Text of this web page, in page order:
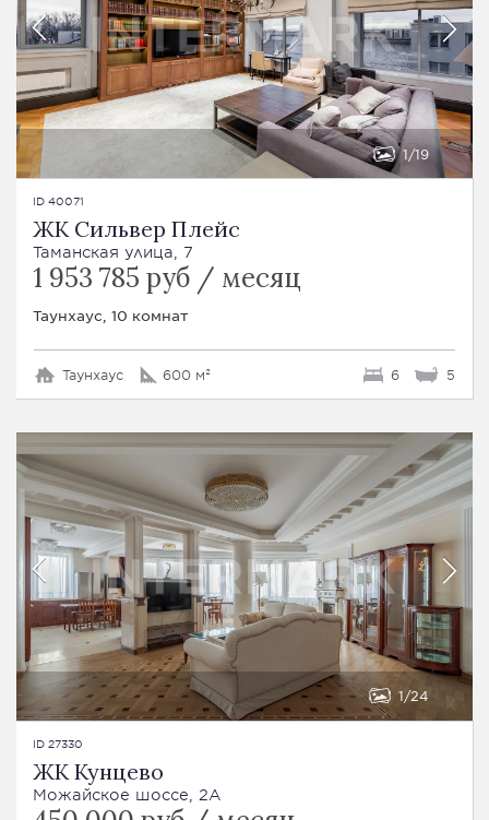
1 19
ID 40071
ЖК Сильвер Плейс
Таманская улица, 7
1 953 785 руб / месяц
Таунхаус, 10 комнат
Таунхаус 600 м² 6 5
1 24
ID 27330
ЖК Кунцево
Можайское шоссе, 2A